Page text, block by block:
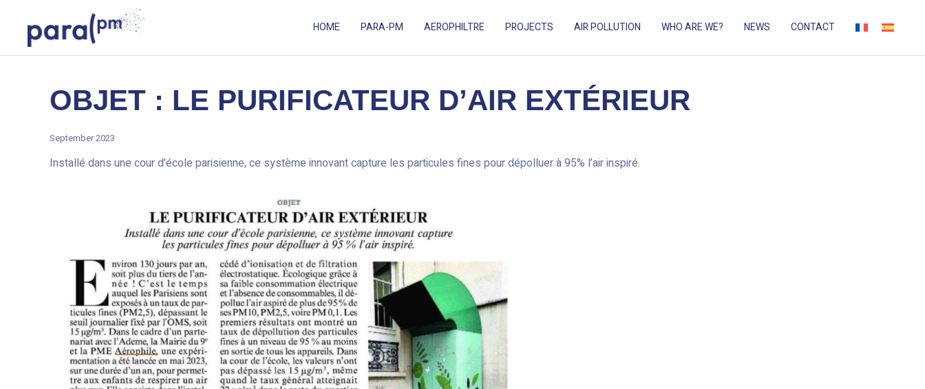
content
HOME PARA-PM AEROPHILTRE PROJECTS AIR POLLUTION WHO ARE WE? NEWS CONTACT
OBJET : LE PURIFICATEUR D’AIR EXTÉRIEUR
September 2023
Installé dans une cour d’école parisienne, ce système innovant capture les particules fines pour dépolluer à 95% l’air inspiré.